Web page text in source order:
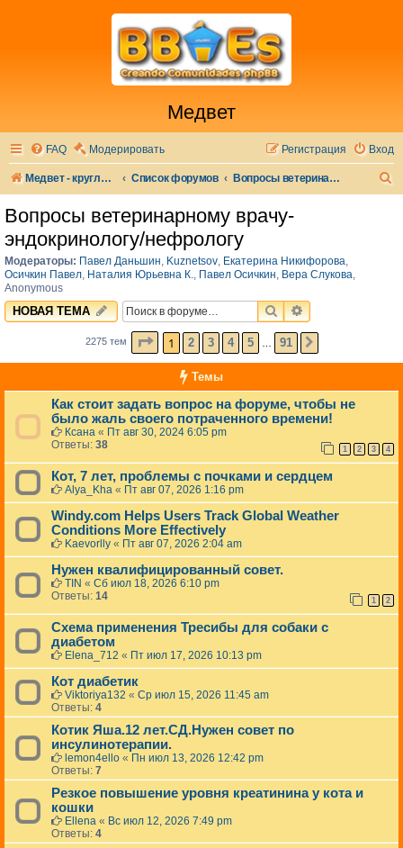
Медвет
FAQ Модерировать Вход
Регистрация
Медвет - круглосуточная ветеринарная клиника в Москве Список форумов Вопросы ветеринарному врачу-эндокринологу/нефрологу
Вопросы ветеринарному врачу-
эндокринологу/нефрологу
Модераторы: Павел Даньшин, Kuznetsov, Екатерина Никифорова,
Осичкин Павел, Наталия Юрьевна К., Павел Осичкин, Вера Слукова,
Anonymous
НОВАЯ ТЕМА ПОИСКРАСШИРЕННЫЙ
2275 тем СТРАНИЦА ИЗ91
1 2 3 4 5 91
Темы
Как стоит задать вопрос на форуме, чтобы не
было жаль своего потраченного времени!
Ксана « Пт авг 30, 2024 6:05 pm
Ответы: 38 1 2 3 4
Кот, 7 лет, проблемы с почками и сердцем
Alya_Kha « Пт авг 07, 2026 1:16 pm
Windy.com Helps Users Track Global Weather
Conditions More Effectively
Kaevorlly « Пт авг 07, 2026 2:04 am
Нужен квалифицированный совет.
TIN « Сб июл 18, 2026 6:10 pm
Ответы: 14 1 2
Схема применения Тресибы для собаки с
диабетом
Elena_712 « Пт июл 17, 2026 10:13 pm
Кот диабетик
Viktoriya132 « Ср июл 15, 2026 11:45 am
Ответы: 4
Котик Яша.12 лет.СД.Нужен совет по
инсулинотерапии.
lemon4ello « Пн июл 13, 2026 12:42 pm
Ответы: 7
Резкое повышение уровня креатинина у кота и
кошки
Ellena « Вс июл 12, 2026 7:49 pm
Ответы: 4